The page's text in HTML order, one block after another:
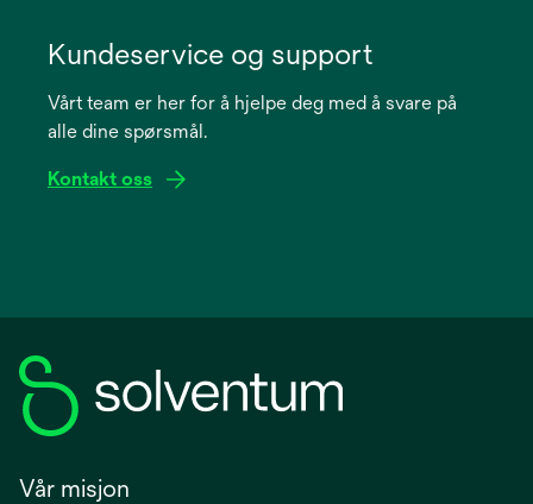
new
Kundeservice og support
Vårt team er her for å hjelpe deg med å svare på
alle dine spørsmål.
Kontakt oss
Vår misjon